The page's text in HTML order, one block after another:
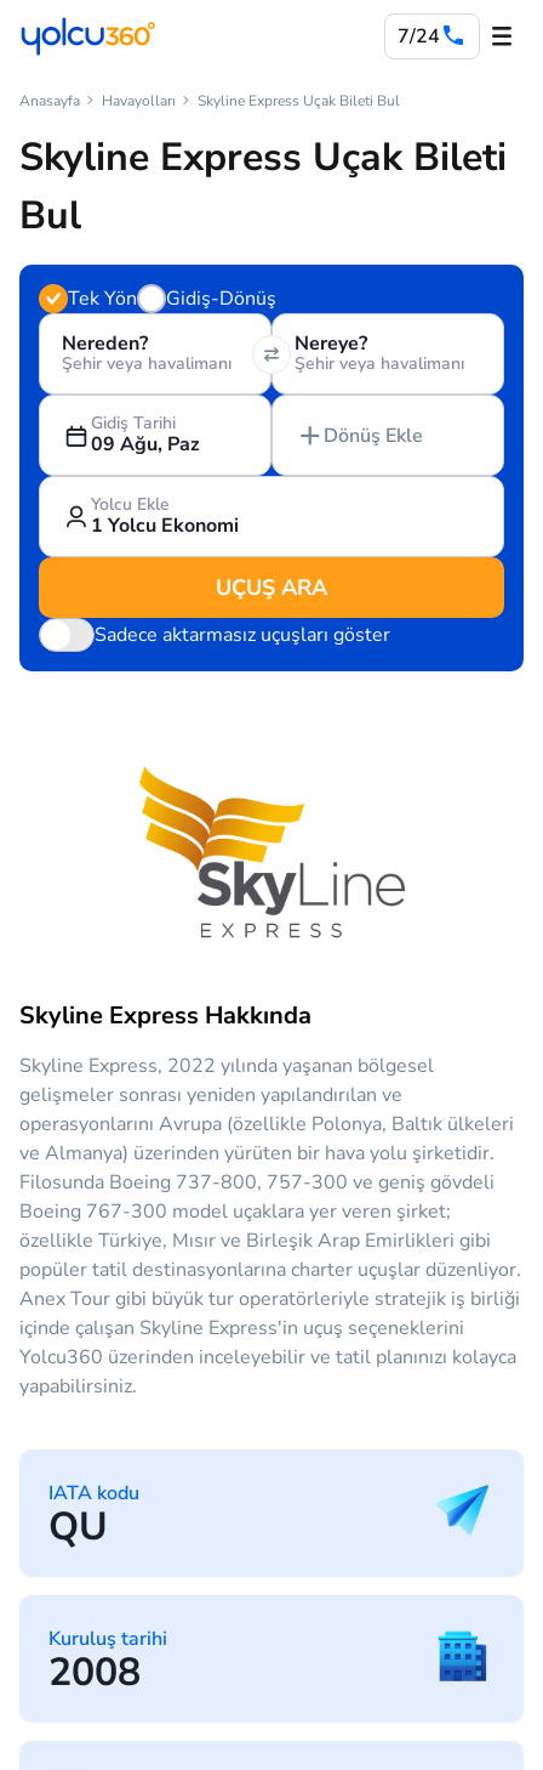
7/24
Anasayfa Havayolları Skyline Express Uçak Bileti Bul
Skyline Express Uçak Bileti
Bul
Tek Yön
Gidiş-Dönüş
Nereden?
Şehir veya havalimanı
Nereye?
Şehir veya havalimanı
Gidiş Tarihi
09 Ağu, Paz Dönüş Ekle
Yolcu Ekle
1 Yolcu Ekonomi
UÇUŞ ARA
Sadece aktarmasız uçuşları göster
Skyline Express Hakkında
Skyline Express, 2022 yılında yaşanan bölgesel
gelişmeler sonrası yeniden yapılandırılan ve
operasyonlarını Avrupa (özellikle Polonya, Baltık ülkeleri
ve Almanya) üzerinden yürüten bir hava yolu şirketidir.
Filosunda Boeing 737-800, 757-300 ve geniş gövdeli
Boeing 767-300 model uçaklara yer veren şirket;
özellikle Türkiye, Mısır ve Birleşik Arap Emirlikleri gibi
popüler tatil destinasyonlarına charter uçuşlar düzenliyor.
Anex Tour gibi büyük tur operatörleriyle stratejik iş birliği
içinde çalışan Skyline Express'in uçuş seçeneklerini
Yolcu360 üzerinden inceleyebilir ve tatil planınızı kolayca
yapabilirsiniz.
IATA kodu
QU
Kuruluş tarihi
2008